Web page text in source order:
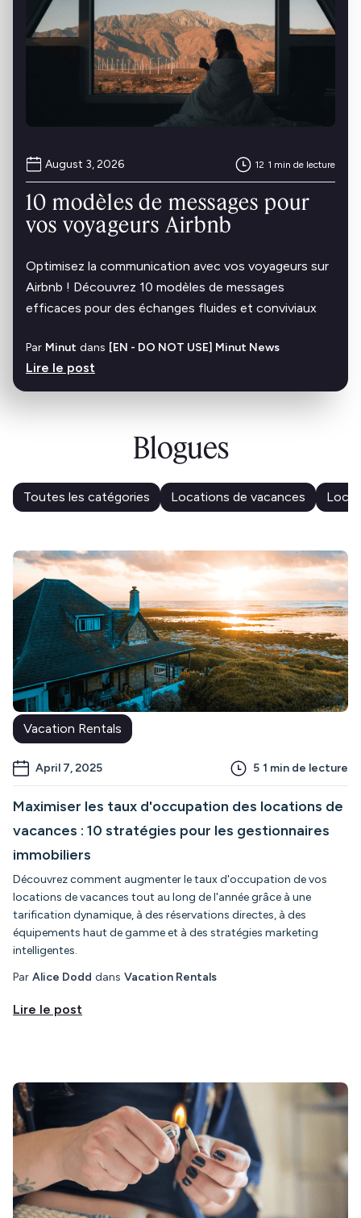
August 3, 2026 12 1 min de lecture
10 modèles de messages pour
vos voyageurs Airbnb
Optimisez la communication avec vos voyageurs sur
Airbnb ! Découvrez 10 modèles de messages
efficaces pour des échanges fluides et conviviaux
Par Minut dans [EN - DO NOT USE] Minut News
Lire le post
Blogues
Toutes les catégories Locations de vacances
Vacation Rentals
April 7, 2025 5 1 min de lecture
Maximiser les taux d'occupation des locations de
vacances : 10 stratégies pour les gestionnaires
immobiliers
Découvrez comment augmenter le taux d'occupation de vos
locations de vacances tout au long de l'année grâce à une
tarification dynamique, à des réservations directes, à des
équipements haut de gamme et à des stratégies marketing
intelligentes.
Par Alice Dodd dans Vacation Rentals
Lire le post